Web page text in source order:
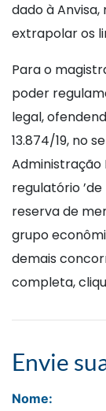
dado à
extrapolar os
Para o
poder
legal,
13.874/19, no
Administração
regulatório
reserva de
grupo
demais
completa,
Envie
Nome: